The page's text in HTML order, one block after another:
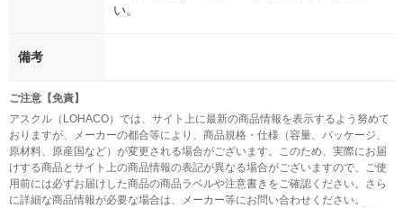
い。
備考
ご注意【免責】
アスクル（LOHACO）では、サイト上に最新の商品情報を表示するよう努めて
おりますが、メーカーの都合等により、商品規格・仕様（容量、パッケージ、
原材料、原産国など）が変更される場合がございます。このため、実際にお届
けする商品とサイト上の商品情報の表記が異なる場合がございますので、ご使
用前には必ずお届けした商品の商品ラベルや注意書きをご確認ください。さら
に詳細な商品情報が必要な場合は、メーカー等にお問い合わせください。